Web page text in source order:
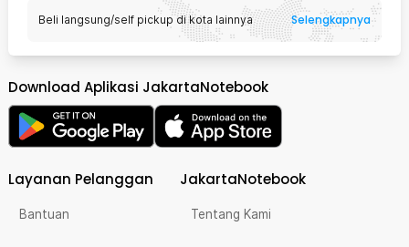
Beli langsung/self pickup di kota lainnya Selengkapnya
Download Aplikasi JakartaNotebook
Layanan Pelanggan
Bantuan
JakartaNotebook
Tentang Kami